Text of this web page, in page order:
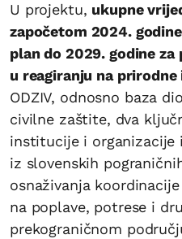
U projektu, ukupne
započetom 2024.
plan do 2029. godine
u reagiranju na
ODZIV, odnosno baza
civilne zaštite, dva
institucije i organizacije
iz slovenskih
osnaživanja
na poplave, potrese i
prekograničnom